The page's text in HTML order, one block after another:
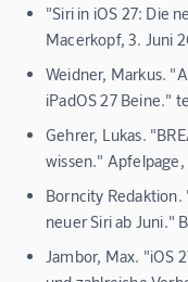
"Siri in iOS 27: Die
Macerkopf, 3. Juni
Weidner, Markus.
iPadOS 27 Beine."
Gehrer, Lukas.
wissen."
Borncity
neuer Siri ab Juni."
Jambor, Max. "iOS